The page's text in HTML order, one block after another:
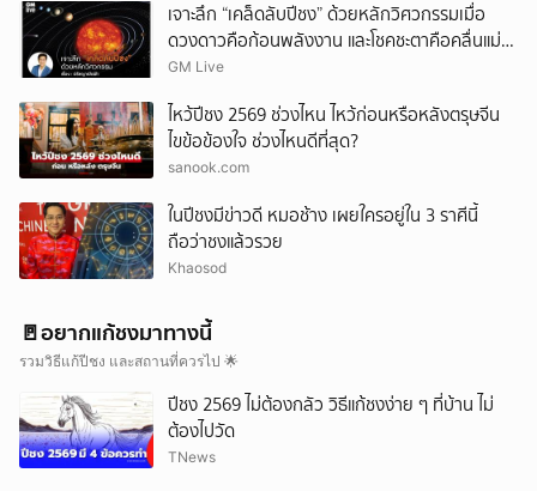
เจาะลึก “เคล็ดลับปีชง” ด้วยหลักวิศวกรรมเมื่อ
ดวงดาวคือก้อนพลังงาน และโชคชะตาคือคลื่นแม่
เหล็ก
GM Live
ไหว้ปีชง 2569 ช่วงไหน ไหว้ก่อนหรือหลังตรุษจีน
ไขข้อข้องใจ ช่วงไหนดีที่สุด?
sanook.com
ในปีชงมีข่าวดี หมอช้าง เผยใครอยู่ใน 3 ราศีนี้
ถือว่าชงแล้วรวย
Khaosod
🚪อยากแก้ชงมาทางนี้
รวมวิธีแก้ปีชง และสถานที่ควรไป 🌟
ปีชง 2569 ไม่ต้องกลัว วิธีแก้ชงง่าย ๆ ที่บ้าน ไม่
ต้องไปวัด
TNews